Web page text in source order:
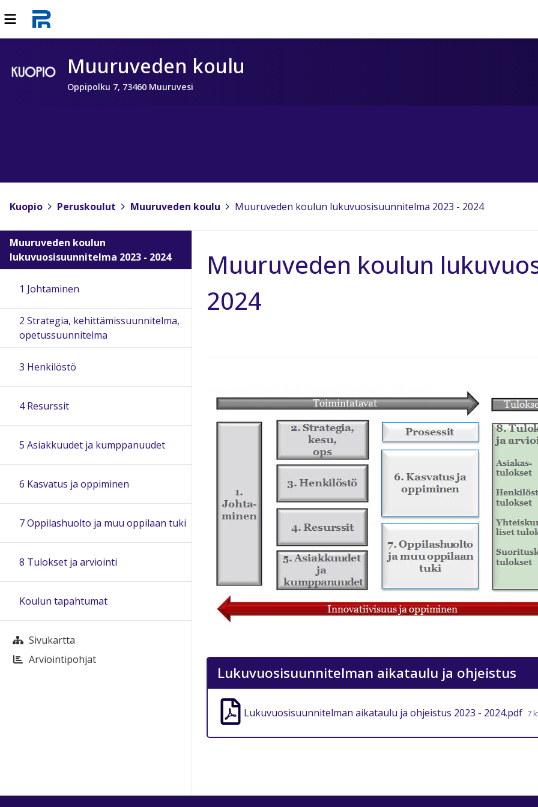
Muuruveden koulu
Oppipolku 7, 73460 Muuruvesi
Kuopio Peruskoulut Muuruveden koulu Muuruveden koulun lukuvuosisuunnitelma 2023 - 2024
Muuruveden koulun
2024
Lukuvuosisuunnitelman aikataulu ja ohjeistus
Lukuvuosisuunnitelman aikataulu ja ohjeistus 2023 - 2024.pdf 7
Muuruveden koulun
lukuvuosisuunnitelma 2023 - 2024
1 Johtaminen
2 Strategia, kehittämissuunnitelma,
opetussuunnitelma
3 Henkilöstö
4 Resurssit
5 Asiakkuudet ja kumppanuudet
6 Kasvatus ja oppiminen
7 Oppilashuolto ja muu oppilaan tuki
8 Tulokset ja arviointi
Koulun tapahtumat
Sivukartta
Arviointipohjat